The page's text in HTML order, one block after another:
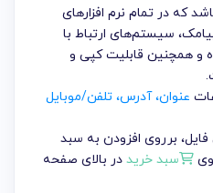
که در تمام نرم افزارهای
سیستم‌های ارتباط با
و همچنین قابلیت کپی و
عنوان، آدرس، تلفن/موبایل
برروی افزودن به سبد
سبد خریددر بالای صفحه